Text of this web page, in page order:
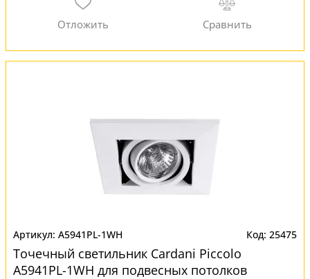
A5941PL-1WH 25475
Точечный светильник Cardani Piccolo
A5941PL-1WH для подвесных потолков